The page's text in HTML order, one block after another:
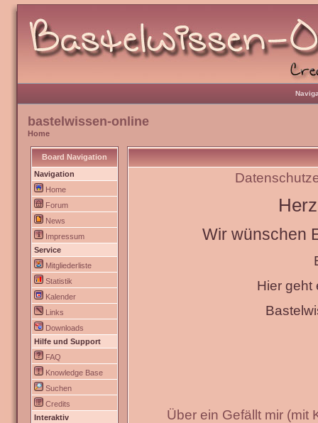
bastelwissen-online
Home
Board Navigation
Navigation
Home
Forum
News
Impressum
Service
Mitgliederliste
Statistik
Kalender
Links
Downloads
Hilfe und Support
FAQ
Knowledge Base
Suchen
Credits
Interaktiv
Wir wünschen
Hier geht
Über ein Gefällt mir (mit